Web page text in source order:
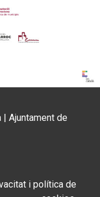
Ajuntament de
i política de